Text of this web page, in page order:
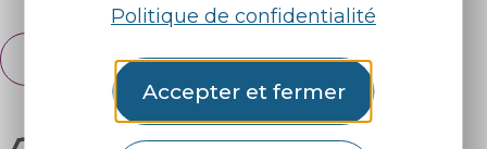
Politique de confidentialité
Accepter et fermer
Français
English